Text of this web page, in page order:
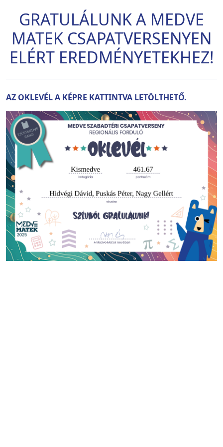
GRATULÁLUNK A MEDVE
MATEK CSAPATVERSENYEN
ELÉRT EREDMÉNYETEKHEZ!
AZ OKLEVÉL A KÉPRE KATTINTVA LETÖLTHETŐ.